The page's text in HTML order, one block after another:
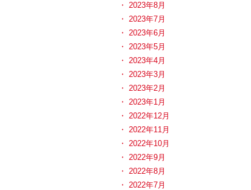
2023年8月
2023年7月
2023年6月
2023年5月
2023年4月
2023年3月
2023年2月
2023年1月
2022年12月
2022年11月
2022年10月
2022年9月
2022年8月
2022年7月